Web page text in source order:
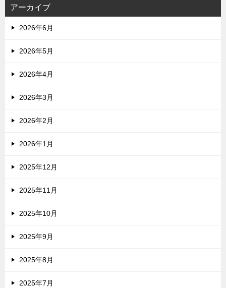
アーカイブ
2026年6月
2026年5月
2026年4月
2026年3月
2026年2月
2026年1月
2025年12月
2025年11月
2025年10月
2025年9月
2025年8月
2025年7月